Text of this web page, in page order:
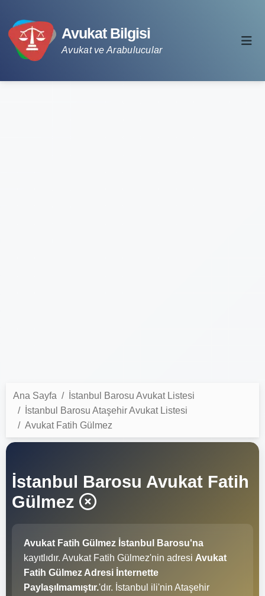
Avukat Bilgisi
Avukat ve Arabulucular
Ana Sayfa
İstanbul Barosu Avukat Listesi
İstanbul Barosu Ataşehir Avukat Listesi
Avukat Fatih Gülmez
İstanbul Barosu Avukat Fatih
Gülmez
Avukat Fatih Gülmez İstanbul Barosu'na
kayıtlıdır. Avukat Fatih Gülmez'nin adresi Avukat
Fatih Gülmez Adresi İnternette
Paylaşılmamıştır.'dır. İstanbul ili'nin Ataşehir